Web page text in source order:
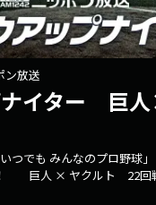
ン放送
ナイター 巨
つでも みんなのプロ野球
！ 巨人 × ヤクルト 22回
志 ○実況 大泉健斗 ○